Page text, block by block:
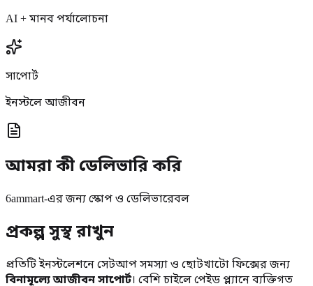
AI + মানব পর্যালোচনা
সাপোর্ট
ইনস্টলে আজীবন
আমরা কী ডেলিভারি করি
6ammart-এর জন্য স্কোপ ও ডেলিভারেবল
প্রকল্প সুস্থ রাখুন
প্রতিটি ইনস্টলেশনে সেটআপ সমস্যা ও ছোটখাটো ফিক্সের জন্য
বিনামূল্যে আজীবন সাপোর্ট। বেশি চাইলে পেইড প্ল্যানে ব্যক্তিগত